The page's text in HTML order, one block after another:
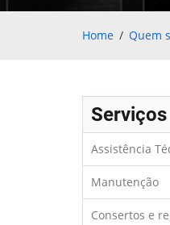
Home Quem
Serviços
Assistência
Manutenção
Consertos e